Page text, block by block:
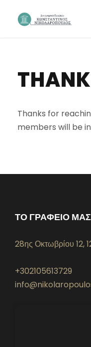
Thanks for
members will be
ΤΟ ΓΡΑΦΕΙΟ ΜΑΣ
28ης Οκτωβρίου 12,
+302105613729